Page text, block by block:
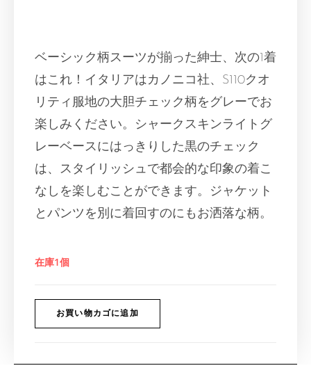
ベーシック柄スーツが揃った紳士、次の1着
はこれ！イタリアはカノニコ社、S110クオ
リティ服地の大胆チェック柄をグレーでお
楽しみください。シャークスキンライトグ
レーベースにはっきりした黒のチェック
は、スタイリッシュで都会的な印象の着こ
なしを楽しむことができます。ジャケット
とパンツを別に着回すのにもお洒落な柄。
在庫1個
お買い物カゴに追加